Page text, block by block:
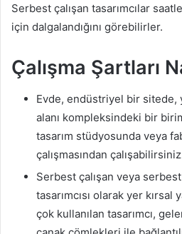
Serbest çalışan tasarımcılar
için dalgalandığını görebilirler.
Çalışma Şartları
Evde, endüstriyel bir sitede,
alanı kompleksindeki bir
tasarım stüdyosunda veya
çalışmasından
Serbest çalışan veya
tasarımcısı olarak yer
çok kullanılan tasarımcı,